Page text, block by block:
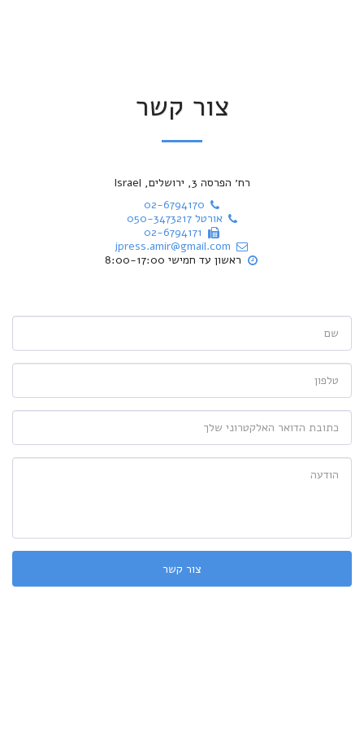
צור קשר
רח׳ הפרסה 3, ירושלים, Israel
02-6794170
050-3473217 אורטל
02-6794171
jpress.amir@gmail.com
ראשון עד חמישי 8:00-17:00
צור קשר